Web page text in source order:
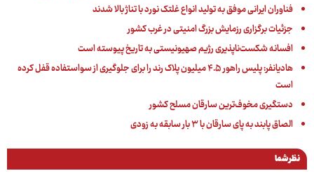
فناوران ایرانی موفق به تولید انواع غلتک نورد با تناژ بالا شدند
جزئیات برگزاری رزمایش بزرگ امنیتی در غرب کشور
افسانه شکست‌ناپذیری رژیم صهیونیستی به تاریخ پیوسته است
هادیانفر: پلیس راهور ۴.۵ میلیون پلاک رند را برای جلوگیری از سواستفاده قفل کرده
است
دستگیری مخوف‌ترین سارقان مسلح کشور
الصاق پابند به پای سارقان با ۳ بار سابقه به زودی
نظر شما